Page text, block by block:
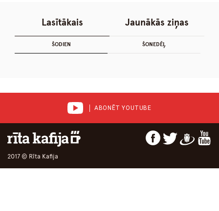
Lasītākais
ŠODIEN ŠONEDĒĻ
Jaunākās ziņas
ABONĒT YOUTUBE
2017 © Rīta Kafija